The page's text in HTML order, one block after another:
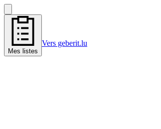
Mes listes
Vers geberit.lu